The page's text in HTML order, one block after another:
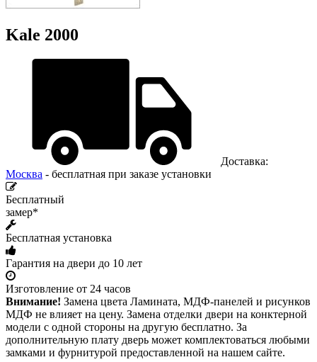
Kale 2000
Доставка:
Москва - бесплатная при заказе установки
Бесплатный
замер*
Бесплатная установка
Гарантия на двери до 10 лет
Изготовление от 24 часов
Внимание! Замена цвета Ламината, МДФ-панелей и рисунков
МДФ не влияет на цену. Замена отделки двери на конктерной
модели с одной стороны на другую бесплатно. За
дополнительную плату дверь может комплектоваться любыми
замками и фурнитурой предоставленной на нашем сайте.